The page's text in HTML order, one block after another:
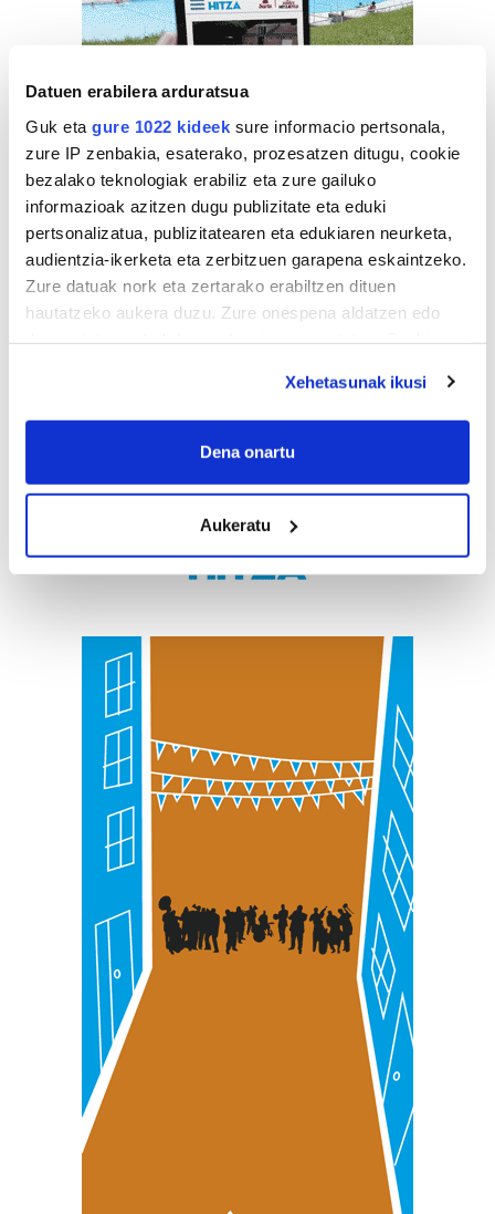
Datuen erabilera arduratsua
Guk eta gure 1022 kideek sure informacio pertsonala,
zure IP zenbakia, esaterako, prozesatzen ditugu, cookie
bezalako teknologiak erabiliz eta zure gailuko
informazioak azitzen dugu publizitate eta eduki
pertsonalizatua, publizitatearen eta edukiaren neurketa,
audientzia-ikerketa eta zerbitzuen garapena eskaintzeko.
Zure datuak nork eta zertarako erabiltzen dituen
hautatzeko aukera duzu. Zure onespena aldatzen edo
If you allow, we would also like to:
Collect information about your geographical
meters
Identify your device by actively scanning it for
specific characteristics (fingerprinting)
Find out more about how your personal data is processed
Guk eta gure bazkideek zure datu pertsonalak
prozesatzen ditugu, zure IP zenbakia, besteak beste,
teknologia erabiliz, cookieak adibidez, iragarki eta eduki
pertsonalizatuak eskaintzeko, iragarkiak eta edukia
neurtzeko, jendeari buruzko informazioa biltzeko eta
produktuak garatzeko. Zure datuak nork eta zertarako
Bazkide batzuek ez dizute baimenik eskatzen, eta beren
interes komertzial legitimoetan babesten dira. Ikusi gure
bazkideen zerrenda, beren ustez zein helburutarako
duten interes legitimoa eta horren aurka nola egin
dezakezun ikusteko.
Lortu zure datu pertsonalak prozesatzeko moduari
buruzko informazio gehiago eta ezarri zure lehentasunak
datuen atalean. Edozein unetan alda edo ken dezakezu
zure baimena Cookieen adierazpenean.
Webgune honek cookie propioak eta hirugarrenen cookie-
fitxategiak erabiltzen ditu. Zure esperientzia eta
Xehetasunak ikusi
Dena onartu
Aukeratu